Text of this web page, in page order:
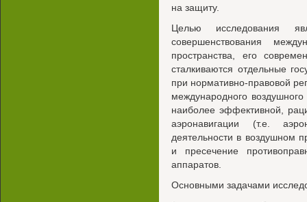
на защиту.
Целью исследования
совершенствования
пространства, его
сталкиваются отдельные
при нормативно-правовой
международного
наиболее эффективной,
аэронавигации (т.е.
деятельности в воздушном
и пресечение
аппаратов.
Основными задачами